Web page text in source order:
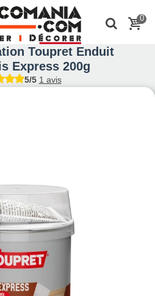
0
Toupret Enduit
Express 200g
5/5 1 avis